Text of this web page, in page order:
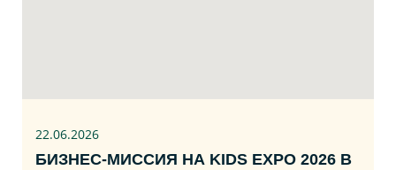
22.06.2026
БИЗНЕС‑МИССИЯ НА KIDS EXPO 2026 В